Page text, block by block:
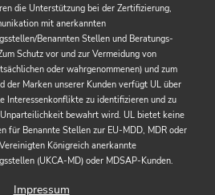
die Unterstützung bei der Zertifizierung,
mit anerkannten
Benannten Stellen und Beratungs-
Schutz vor und zur Vermeidung von
oder wahrgenommenen) und zum
der Marken unserer Kunden verfügt UL über
Interessenkonflikte zu identifizieren und zu
bewahrt wird. UL bietet keine
für Benannte Stellen zur EU-MDD, MDR oder
Königreich anerkannte
(UKCA-MD) oder MDSAP-Kunden.
Impressum